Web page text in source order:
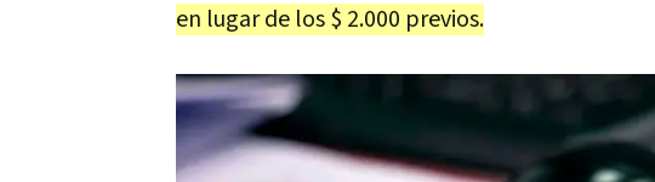
en lugar de los $ 2.000 previos.